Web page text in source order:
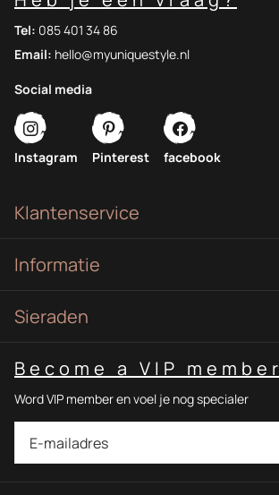
Klantenservice
Informatie
Sieraden
Become a VIP member
Word VIP member en voel je nog specialer
Tel: 085 401 34 86
Email: hello@myuniquestyle.nl
Social media
Instagram Pinterest facebook